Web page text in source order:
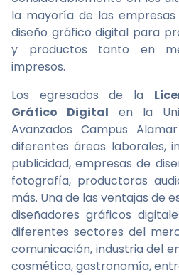
la mayoría de las
diseño gráfico digital para
y productos tanto en
impresos.
Los egresados de la
Gráfico Digital en la
Avanzados Campus
diferentes áreas laborales,
publicidad, empresas de
fotografía, productoras
más. Una de las ventajas de
diseñadores gráficos
diferentes sectores del
comunicación, industria del
cosmética, gastronomía,